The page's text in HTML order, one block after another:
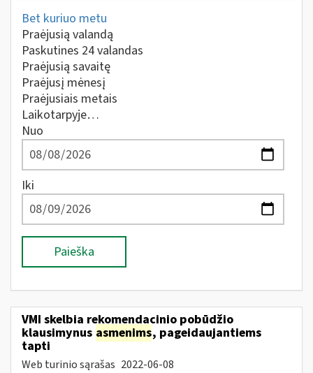
Bet kuriuo metu
Praėjusią valandą
Paskutines 24 valandas
Praėjusią savaitę
Praėjusį mėnesį
Praėjusiais metais
Laikotarpyje…
Nuo
Iki
Paieška
VMI skelbia rekomendacinio pobūdžio
klausimynus asmenims, pageidaujantiems
tapti
Web turinio sąrašas 2022-06-08